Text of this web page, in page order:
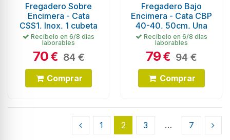
Fregadero Sobre
Encimera - Cata
CSS1, Inox, 1 cubeta
Recíbelo en 6/8 días
laborables
70€ 84 €
Comprar
Fregadero Bajo
Encimera - Cata CBP
40-40, 50cm, Una
Cubeta, Inox
Recíbelo en 6/8 días
laborables
79€ 94 €
Comprar
1 2 3 … 7